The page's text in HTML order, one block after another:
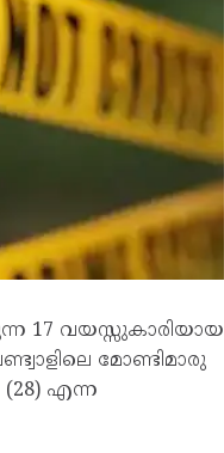
17 വയസ്സുകാരിയായ
മോണ്ടിമാരു
എന്ന